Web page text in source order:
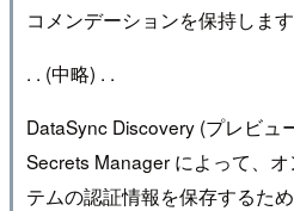
コメンデーションを保持します
. . (中略) . .
DataSync Discovery (プレビュ
Secrets Manager によって、
テムの認証情報を保存するた